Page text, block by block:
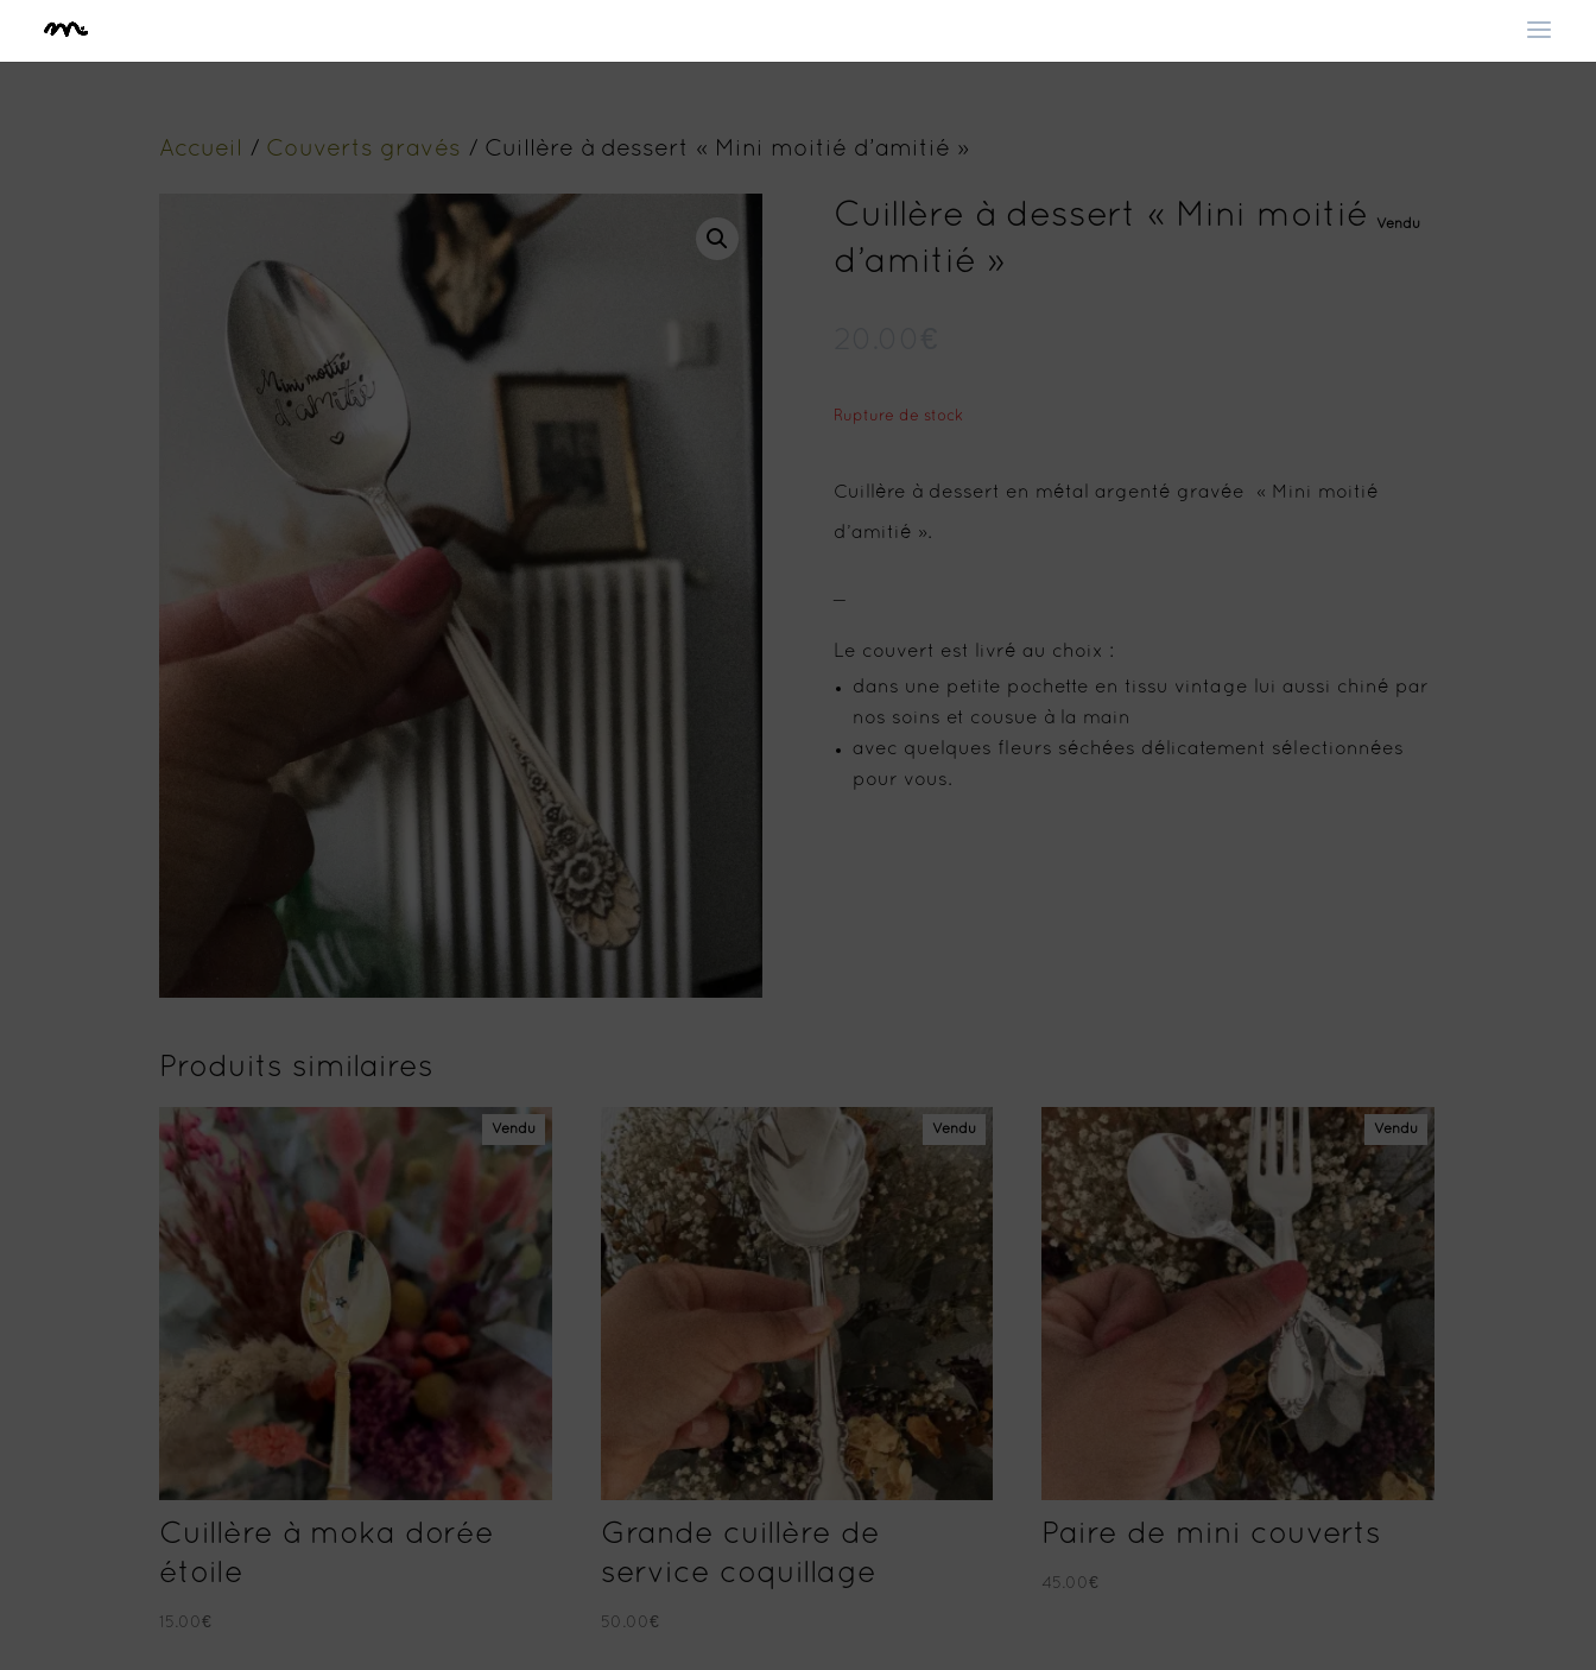
Accueil / Couverts gravés / Cuillère à dessert « Mini moitié d’amitié »
Cuillère à dessert « Mini moitié
d’amitié »
Vendu
Rupture de stock
Cuillère à dessert en métal argenté gravée « Mini moitié
d’amitié ».
Le couvert est livré au choix :
dans une petite pochette en tissu vintage lui aussi chiné par
nos soins et cousue à la main
avec quelques fleurs séchées délicatement sélectionnées
pour vous.
Produits similaires
Vendu
Cuillère à moka dorée
étoile
15.00€
Vendu
Grande cuillère de
service coquillage
50.00€
Vendu
Paire de mini couverts
45.00€